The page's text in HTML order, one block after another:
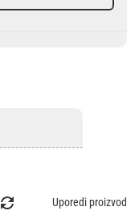
Uporedi proizvod